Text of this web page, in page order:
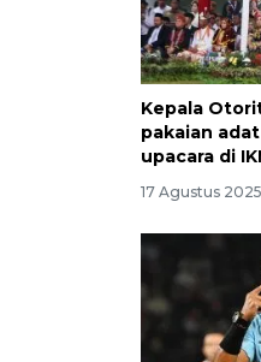
Kepala
pakaian
upacara di
17 Agustus 2025